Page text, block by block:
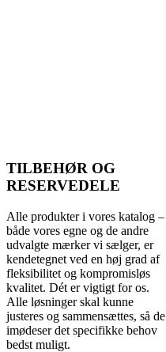
TILBEHØR OG
RESERVEDELE
Alle produkter i vores katalog –
både vores egne og de andre
udvalgte mærker vi sælger, er
kendetegnet ved en høj grad af
fleksibilitet og kompromisløs
kvalitet. Dét er vigtigt for os.
Alle løsninger skal kunne
justeres og sammensættes, så de
imødeser det specifikke behov
bedst muligt.